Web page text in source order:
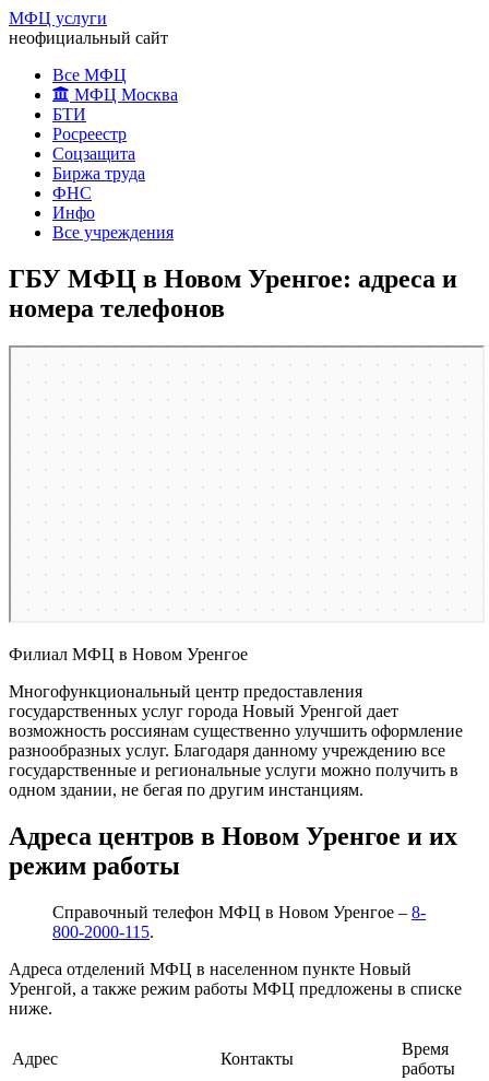
МФЦ услуги
неофициальный сайт
Все МФЦ
МФЦ Москва
БТИ
Росреестр
Соцзащита
Биржа труда
ФНС
Инфо
Все учреждения
ГБУ МФЦ в Новом Уренгое: адреса и
номера телефонов
Филиал МФЦ в Новом Уренгое
Многофункциональный центр предоставления
государственных услуг города Новый Уренгой дает
возможность россиянам существенно улучшить оформление
разнообразных услуг. Благодаря данному учреждению все
государственные и региональные услуги можно получить в
одном здании, не бегая по другим инстанциям.
Адреса центров в Новом Уренгое и их
режим работы
Справочный телефон МФЦ в Новом Уренгое – 8-
800-2000-115.
Адреса отделений МФЦ в населенном пункте Новый
Уренгой, а также режим работы МФЦ предложены в списке
ниже.
Адрес Контакты
Время
работы